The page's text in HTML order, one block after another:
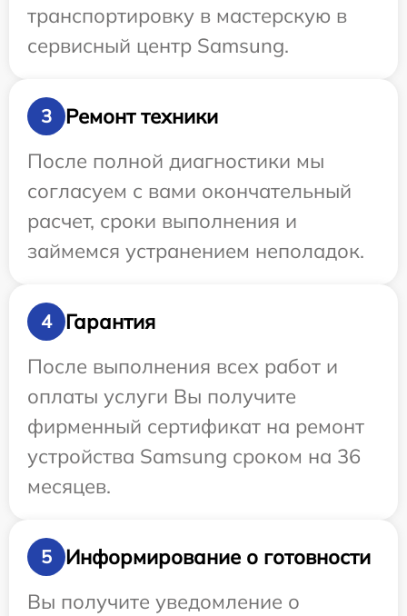
транспортировку в мастерскую в
сервисный центр Samsung.
3
Ремонт техники
После полной диагностики мы
согласуем с вами окончательный
расчет, сроки выполнения и
займемся устранением неполадок.
4
Гарантия
После выполнения всех работ и
оплаты услуги Вы получите
фирменный сертификат на ремонт
устройства Samsung сроком на 36
месяцев.
5
Информирование о готовности
Вы получите уведомление о